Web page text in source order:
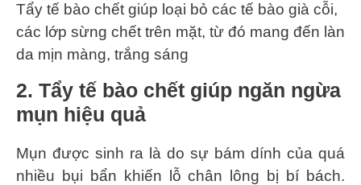
Tẩy tế bào chết giúp loại bỏ các tế bào già cỗi,
các lớp sừng chết trên mặt, từ đó mang đến làn
da mịn màng, trắng sáng
2. Tẩy tế bào chết giúp ngăn ngừa
mụn hiệu quả
Mụn được sinh ra là do sự bám dính của quá
nhiều bụi bẩn khiến lỗ chân lông bị bí bách.